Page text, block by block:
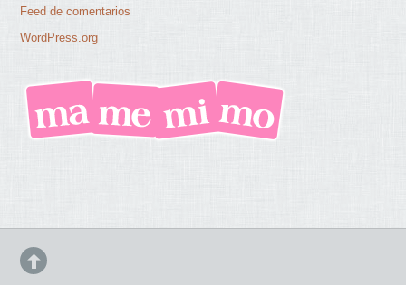
Feed de comentarios
WordPress.org